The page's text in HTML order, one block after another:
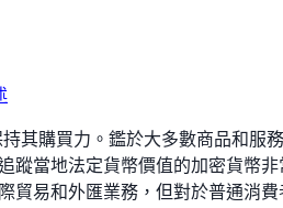
其購買力。鑑於大多數商品和服
蹤當地法定貨幣價值的加密貨幣非
貿易和外匯業務，但對於普通消費